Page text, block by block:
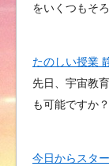
をいくつもそ
たのしい授業
先日、宇宙教
も可能ですか
今日からスタ